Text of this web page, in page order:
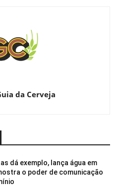
da Cerveja
dá exemplo, lança água em
o poder de comunicação